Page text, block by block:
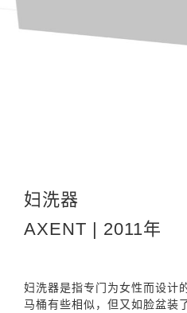
妇洗器
AXENT | 2011年
妇洗器是指专门为女性而设计
马桶有些相似，但又如脸盆装